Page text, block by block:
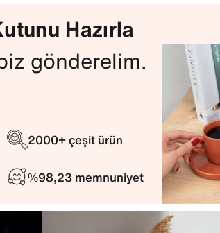
Hazırla
gönderelim.
2000+ çeşit ürün
%98,23 memnuniyet